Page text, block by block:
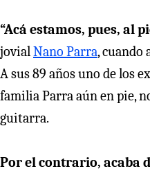
“Acá estamos, pues, al
jovialNano Parra, cuando
A sus 89 años uno de los
familia Parra aún en pie,
guitarra.
Por el contrario, acaba